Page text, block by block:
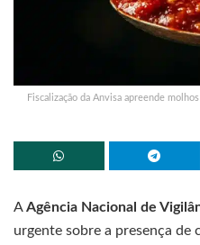
Fiscalização da Anvisa apreende
AAgência Nacional de
urgente sobre a presença de